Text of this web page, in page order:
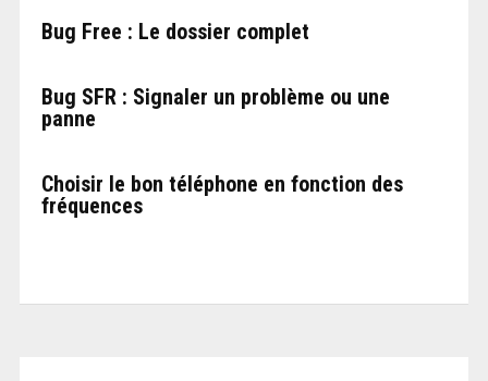
Bug Free : Le dossier complet
Bug SFR : Signaler un problème ou une
panne
Choisir le bon téléphone en fonction des
fréquences